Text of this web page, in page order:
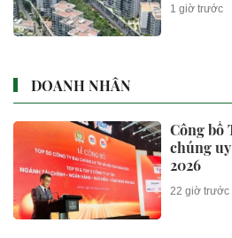
1 giờ trước
DOANH NHÂN
Công bố
chúng
2026
22 giờ trước